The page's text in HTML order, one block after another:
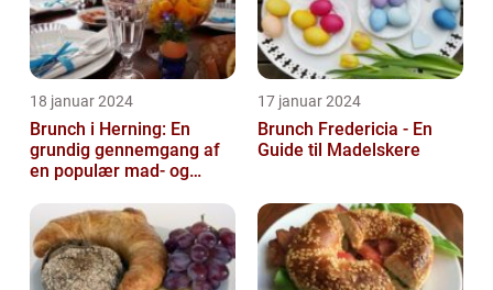
18 januar 2024
Brunch i Herning: En
grundig gennemgang af
en populær mad- og
17 januar 2024
Brunch Fredericia - En
Guide til Madelskere